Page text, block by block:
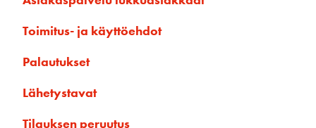
Toimitus- ja käyttöehdot
Palautukset
Lähetystavat
Tilauksen peruutus